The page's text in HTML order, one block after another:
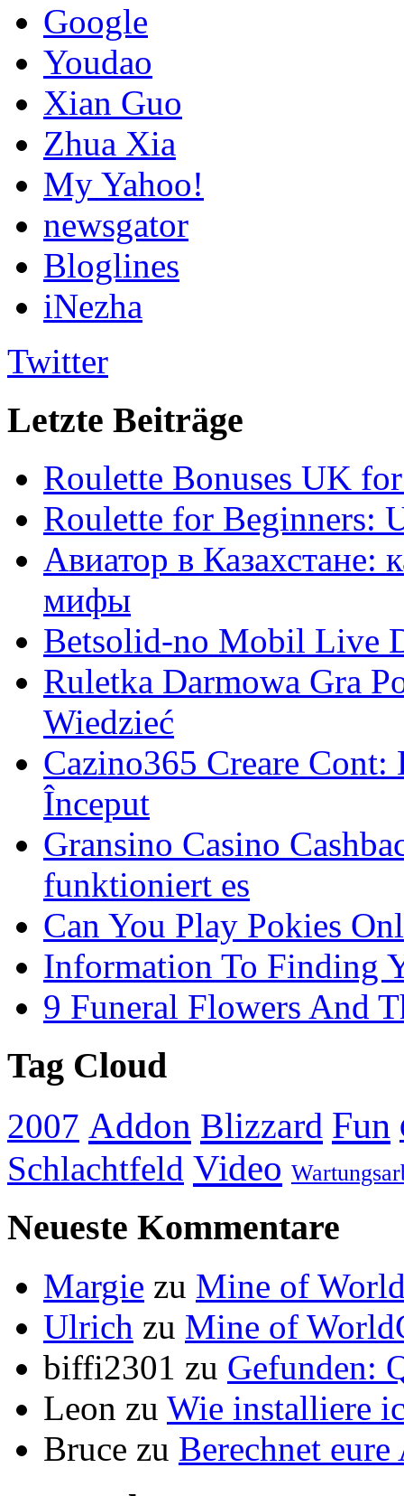
Google
Youdao
Xian Guo
Zhua Xia
My Yahoo!
newsgator
Bloglines
iNezha
Twitter
Letzte Beiträge
Roulette Bonuses UK
Roulette for Beginners:
Авиатор в Казахстане:
мифы
Betsolid-no Mobil Live
Ruletka Darmowa Gra
Wiedzieć
Cazino365 Creare Cont:
Început
Gransino Casino
funktioniert es
Can You Play Pokies
Information To Finding
9 Funeral Flowers And
Tag Cloud
2007 Addon Blizzard Fun
Schlachtfeld Video
Neueste Kommentare
Margie zu Mine of
Ulrich zu Mine of
biffi2301 zu Gefunden:
Leon zu Wie installiere
Bruce zu Berechnet